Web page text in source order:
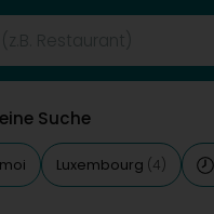
Suche
Luxembourg (4)